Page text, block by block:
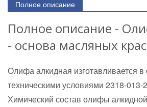
Полное описание
Полное описание -
- основа масляных
Олифа алкидная изготавливается в
техническими условиями 2318-013-
Химический состав олифы